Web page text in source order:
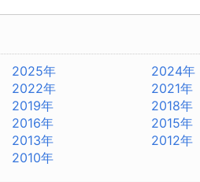
2025年
2024年
2022年
2021年
2019年
2018年
2016年
2015年
2013年
2012年
2010年